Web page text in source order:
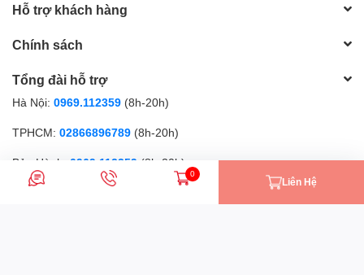
Hỗ trợ khách hàng
Chính sách
Tổng đài hỗ trợ
Hà Nội: 0969.112359 (8h-20h)
TPHCM: 02866896789 (8h-20h)
Bảo Hành: 0969.112359 (8h-20h)
0
Liên Hệ